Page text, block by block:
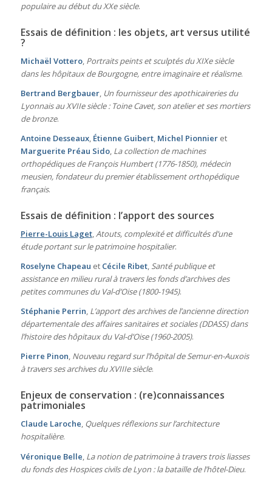
populaire au début du XXe siècle.
Essais de définition : les objets, art versus utilité
?
Michaël Vottero, Portraits peints et sculptés du XIXe siècle
dans les hôpitaux de Bourgogne, entre imaginaire et réalisme.
Bertrand Bergbauer, Un fournisseur des apothicaireries du
Lyonnais au XVIIe siècle : Toine Cavet, son atelier et ses mortiers
de bronze.
Antoine Desseaux, Étienne Guibert, Michel Pionnieret
Marguerite Préau Sido, La collection de machines
orthopédiques de François Humbert (1776-1850), médecin
meusien, fondateur du premier établissement orthopédique
français.
Essais de définition : l’apport des sources
Pierre-Louis Laget,Atouts, complexité et difficultés d’une
étude portant sur le patrimoine hospitalier.
Roselyne Chapeau et Cécile Ribet, Santé publique et
assistance en milieu rural à travers les fonds d’archives des
petites communes du Val-d’Oise (1800-1945).
Stéphanie Perrin, L’apport des archives de l’ancienne direction
départementale des affaires sanitaires et sociales (DDASS) dans
l’histoire des hôpitaux du Val-d’Oise (1960-2005).
Pierre Pinon, Nouveau regard sur l’hôpital de Semur-en-Auxois
à travers ses archives du XVIIIe siècle.
Enjeux de conservation : (re)connaissances
patrimoniales
Claude Laroche, Quelques réflexions sur l’architecture
hospitalière.
Véronique Belle La notion de patrimoine à travers trois liasses
du fonds des Hospices civils de Lyon : la bataille de l’hôtel-Dieu.